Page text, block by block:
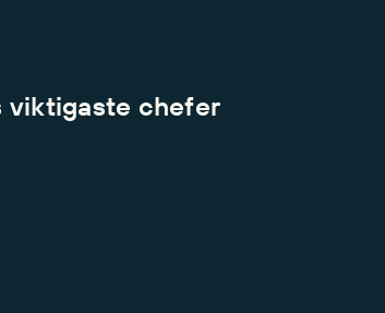
viktigaste chefer